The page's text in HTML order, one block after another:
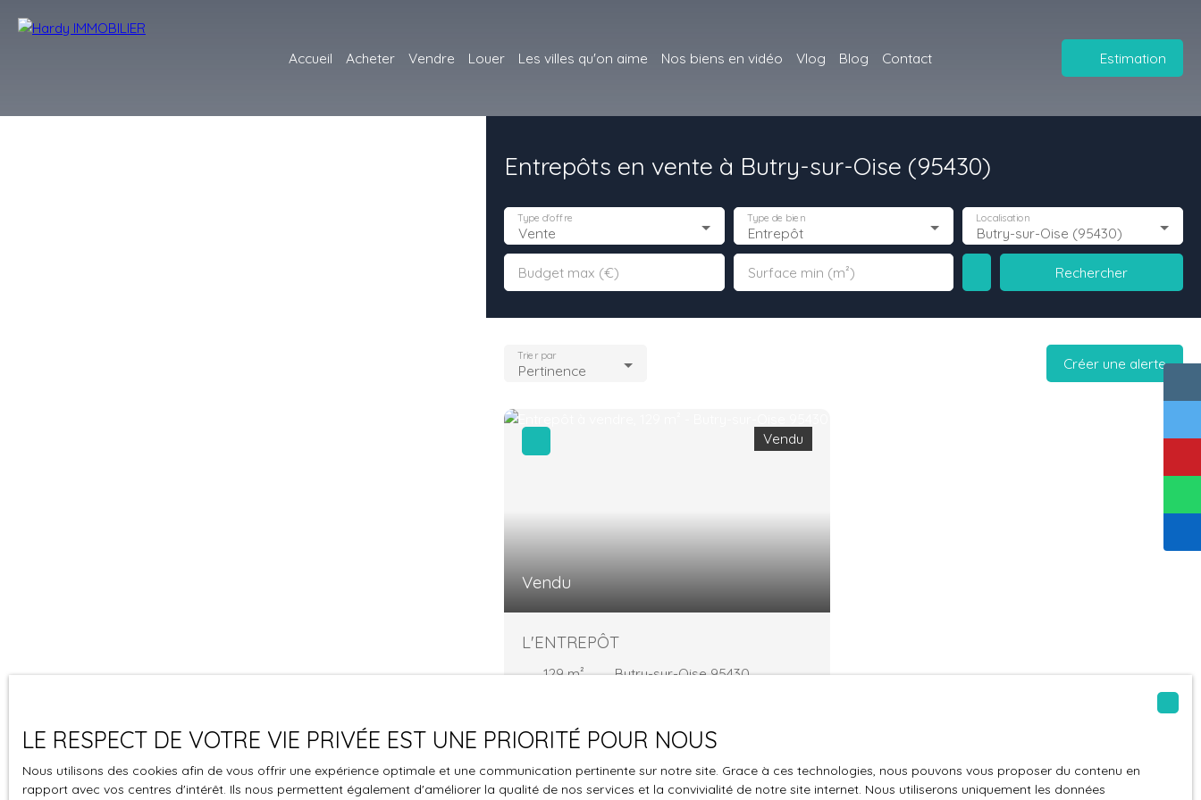
Accueil Acheter Vendre Louer Les villes qu'on aime Nos biens en vidéo Vlog Blog Contact Estimation
Entrepôts en vente à Butry-sur-Oise (95430)
Vente
Type d'offre
Entrepôt
Type de bien
Butry-sur-Oise (95430)
Localisation
Budget max (€) Surface min (m²) Rechercher
Pertinence
Trier par Créer une alerte
Vendu
Vendu
L'ENTREPÔT
129m²
Butry-sur-Oise 95430
Auvers-sur-Oise et Butry-sur-Oise, ce
bâtiment maçonné à usage de stockage
bénéficie d’une localisation stratégique et
d’un accès facilité. Édifié sur un terrain de 617
LE RESPECT DE VOTRE VIE PRIVÉE EST UNE PRIORITÉ POUR NOUS
Nous utilisons des cookies afin de vous offrir une expérience optimale et une communication pertinente sur notre site. Grace à ces technologies, nous pouvons vous proposer du contenu en
rapport avec vos centres d'intérêt. Ils nous permettent également d'améliorer la qualité de nos services et la convivialité de notre site internet. Nous utiliserons uniquement les données